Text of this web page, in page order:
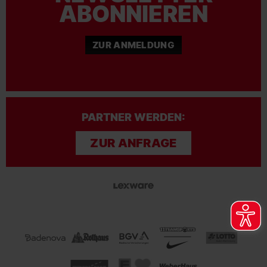
ABONNIEREN
ZUR ANMELDUNG
PARTNER WERDEN:
ZUR ANFRAGE